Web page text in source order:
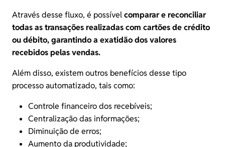
Através desse fluxo, é possívelcomparar e reconciliar
todas as transações realizadas com cartões de crédito
ou débito, garantindo a exatidão dos valores
recebidos pelas vendas.
Além disso, existem outros benefícios desse tipo
processo automatizado, tais como:
Controle financeiro dos recebíveis;
Centralização das informações;
Diminuição de erros;
Aumento da produtividade;